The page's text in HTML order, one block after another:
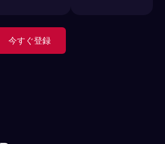
今すぐ登録